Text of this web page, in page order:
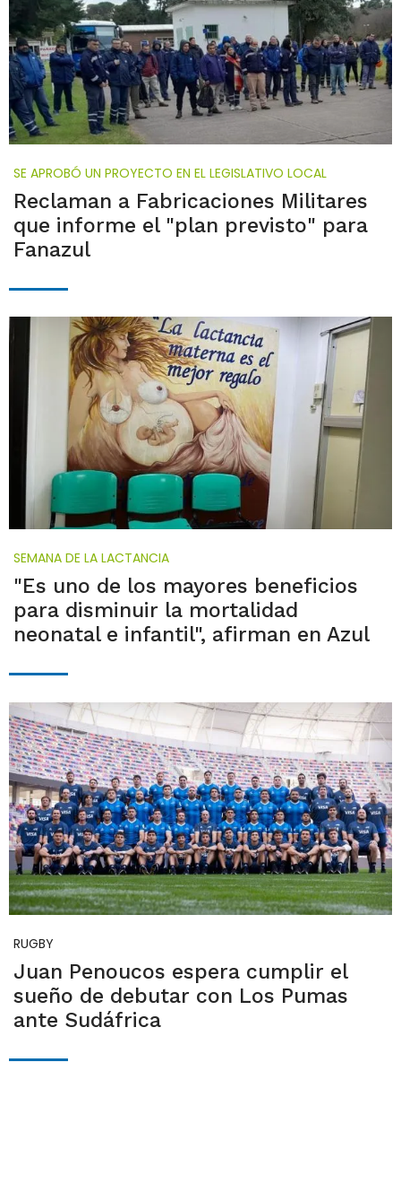
SE APROBÓ UN PROYECTO EN EL LEGISLATIVO LOCAL
Reclaman a Fabricaciones Militares
que informe el "plan previsto" para
Fanazul
SEMANA DE LA LACTANCIA
"Es uno de los mayores beneficios
para disminuir la mortalidad
neonatal e infantil", afirman en Azul
RUGBY
Juan Penoucos espera cumplir el
sueño de debutar con Los Pumas
ante Sudáfrica